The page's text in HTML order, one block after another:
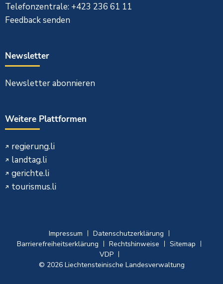
Telefonzentrale: +423 236 61 11
Feedback senden
Newsletter
Newsletter abonnieren
Weitere Plattformen
regierung.li
landtag.li
gerichte.li
tourismus.li
Impressum
Datenschutzerklärung
Barrierefreiheitserklärung
Rechtshinweise
Sitemap
VDP
© 2026 Liechtensteinische Landesverwaltung